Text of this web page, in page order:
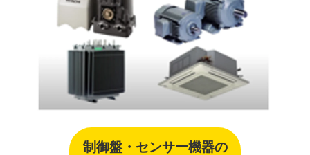
制御盤・センサー機器の